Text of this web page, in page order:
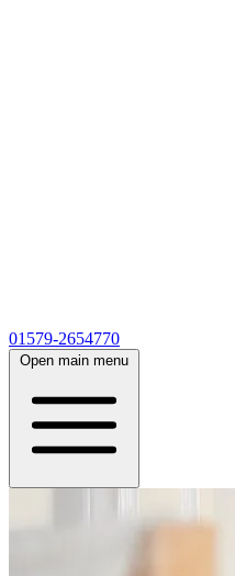
01579-2654770
Open main menu